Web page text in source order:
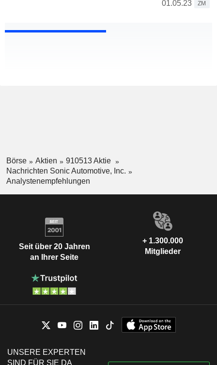
01.05.23
ZM
Börse Aktien
910513 Aktie
Nachrichten Sonic Automotive, Inc.
Analystenempfehlungen
Seit über 20 Jahren
an Ihrer Seite
+ 1.300.000
Mitglieder
UNSERE EXPERTEN
SIND FÜR SIE DA